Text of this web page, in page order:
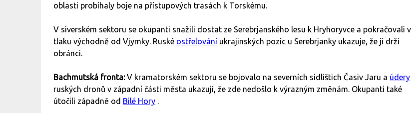
oblasti probíhaly boje na přístupových trasách k Torskému.
V siverském sektoru se okupanti snažili dostat ze Serebrjanského lesu k Hryhoryvce a pokračovali v
tlaku východně od Vjymky. Ruské ostřelování ukrajinských pozic u Serebrjanky ukazuje, že jí drží
obránci.
Bachmutská fronta:V kramatorském sektoru se bojovalo na severních sídlištich Časiv Jaru a údery
ruských dronů v západní části města ukazují, že zde nedošlo k výrazným změnám. Okupanti také
útočili západně od Bilé Hory